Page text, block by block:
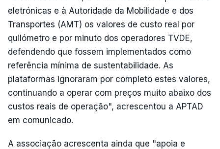
eletrónicas e à Autoridade da Mobilidade e dos
Transportes (AMT) os valores de custo real por
quilómetro e por minuto dos operadores TVDE,
defendendo que fossem implementados como
referência mínima de sustentabilidade. As
plataformas ignoraram por completo estes valores,
continuando a operar com preços muito abaixo dos
custos reais de operação", acrescentou a APTAD
em comunicado.
A associação acrescenta ainda que "apoia e